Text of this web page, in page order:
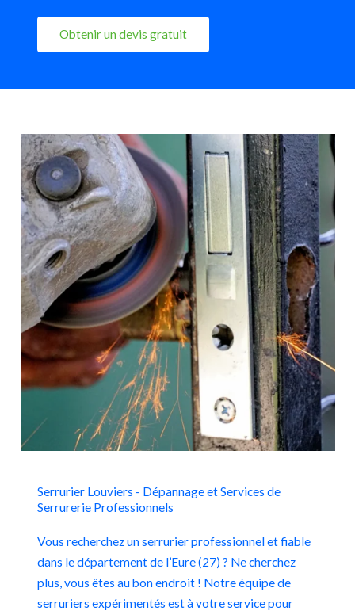
Obtenir un devis gratuit
Serrurier Louviers - Dépannage et Services de
Serrurerie Professionnels
Vous recherchez un serrurier professionnel et fiable
dans le département de l’Eure (27) ? Ne cherchez
plus, vous êtes au bon endroit ! Notre équipe de
serruriers expérimentés est à votre service pour